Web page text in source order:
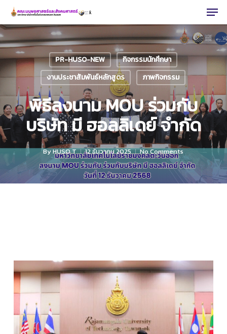
main
content
PR-HUSO-NEW
กิจกรรมนักศึกษา
งานประชาสัมพันธ์หลักสูตร
ภาพกิจกรรม
พิธีลงนาม MOU ร่วมกับ
บริษัท มี ฮอลลิเดย์ จำกัด
ByHUSO T 12 ธันวาคม 2025 No Comments
Close
Menu